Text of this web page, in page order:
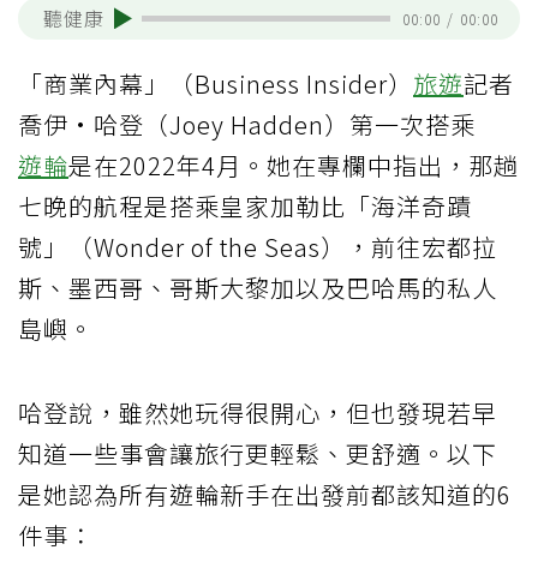
聽健康 00:00 / 00:00
「商業內幕」（Business Insider） 旅遊記者
喬伊·哈登（Joey Hadden）第一次搭乘
遊輪是在2022年4月。她在專欄中指出，那趟
七晚的航程是搭乘皇家加勒比「海洋奇蹟
號」（Wonder of the Seas），前往宏都拉
斯、墨西哥、哥斯大黎加以及巴哈馬的私人
島嶼。
哈登說，雖然她玩得很開心，但也發現若早
知道一些事會讓旅行更輕鬆、更舒適。以下
是她認為所有遊輪新手在出發前都該知道的6
件事：